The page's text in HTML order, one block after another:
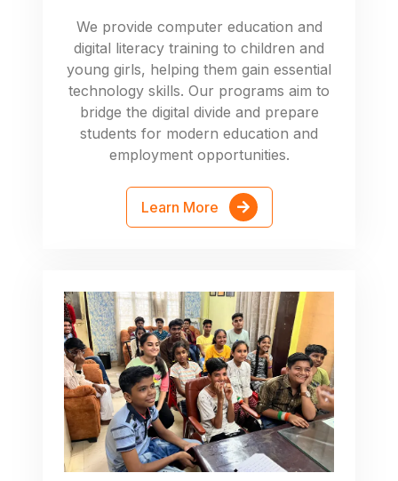
We provide computer education and
digital literacy training to children and
young girls, helping them gain essential
technology skills. Our programs aim to
bridge the digital divide and prepare
students for modern education and
employment opportunities.
Learn More